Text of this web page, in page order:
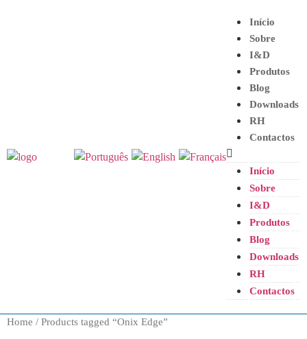
Início
Sobre
I&D
Produtos
Blog
Downloads
RH
Contactos
Início
Sobre
I&D
Produtos
Blog
Downloads
RH
Contactos
Home / Products tagged “Onix Edge”